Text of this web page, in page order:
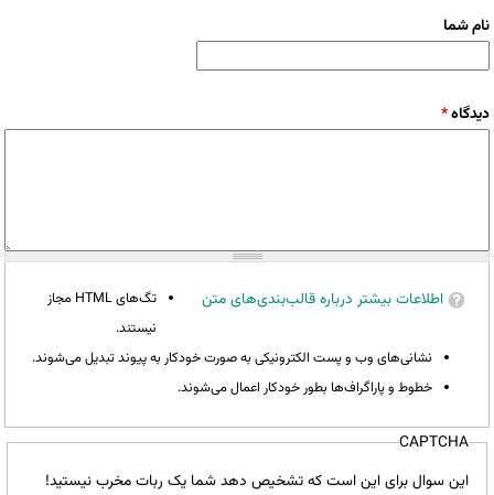
نام شما
دیدگاه*
اطلاعات بیشتر درباره قالب‌بندی‌های متن
تگ‌های HTML مجاز
نیستند.
نشانی‌های وب و پست الکترونیکی به صورت خودکار به پیوند تبدیل می‌شوند.
خطوط و پاراگراف‌ها بطور خودکار اعمال می‌شوند.
CAPTCHA
این سوال برای این است که تشخیص دهد شما یک ربات مخرب نیستید!